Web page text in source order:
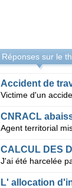
Réponses sur le
Accident de
CNRACL
CALCUL DES
L' allocation